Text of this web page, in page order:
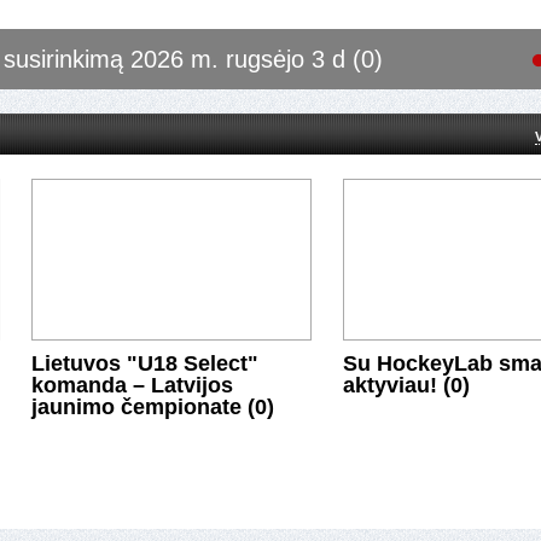
asociacijos narių susirinkimas (0)
Lietuvos "U18 Select"
komanda – Latvijos
jaunimo čempionate (0)
Su HockeyLab
aktyviau! (0)